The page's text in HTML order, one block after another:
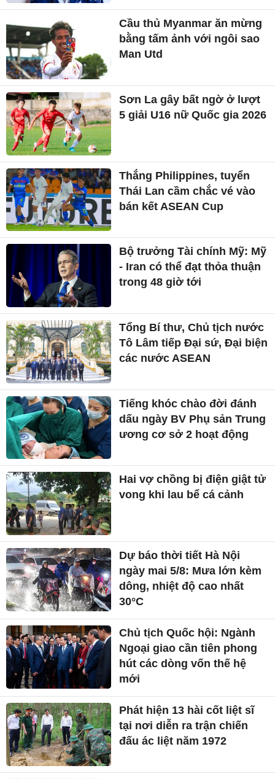
Cầu thủ Myanmar ăn mừng
bằng tấm ảnh với ngôi sao
Man Utd
Sơn La gây bất ngờ ở lượt
5 giải U16 nữ Quốc gia 2026
Thắng Philippines, tuyển
Thái Lan cầm chắc vé vào
bán kết ASEAN Cup
Bộ trưởng Tài chính Mỹ: Mỹ
- Iran có thể đạt thỏa thuận
trong 48 giờ tới
Tổng Bí thư, Chủ tịch nước
Tô Lâm tiếp Đại sứ, Đại biện
các nước ASEAN
Tiếng khóc chào đời đánh
dấu ngày BV Phụ sản Trung
ương cơ sở 2 hoạt động
Hai vợ chồng bị điện giật tử
vong khi lau bể cá cảnh
Dự báo thời tiết Hà Nội
ngày mai 5/8: Mưa lớn kèm
dông, nhiệt độ cao nhất
30°C
Chủ tịch Quốc hội: Ngành
Ngoại giao cần tiên phong
hút các dòng vốn thế hệ
mới
Phát hiện 13 hài cốt liệt sĩ
tại nơi diễn ra trận chiến
đấu ác liệt năm 1972